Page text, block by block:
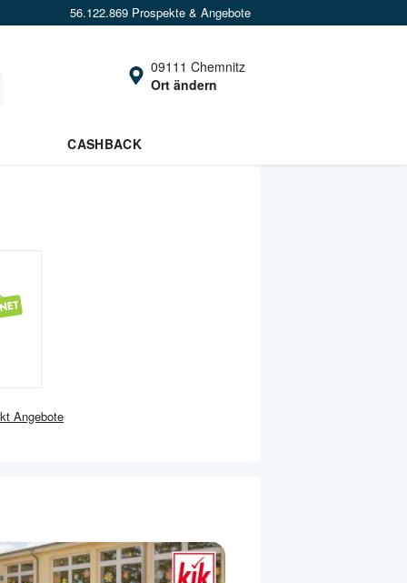
56.122.869 Prospekte & Angebote
09111 Chemnitz
Ort ändern
CASHBACK
Angebote